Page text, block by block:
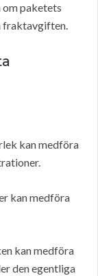
om paketets
fraktavgiften.
kan medföra
kan medföra
kan medföra
den egentliga